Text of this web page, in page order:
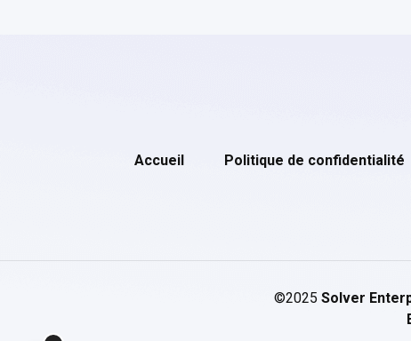
Accueil Politique de confidentialité
©2025 Solver